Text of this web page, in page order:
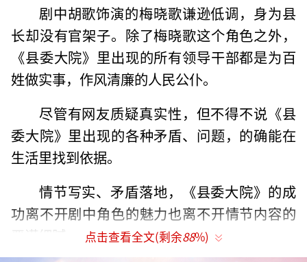
剧中胡歌饰演的梅晓歌谦逊低调，身为县
长却没有官架子。除了梅晓歌这个角色之外，
《县委大院》里出现的所有领导干部都是为百
姓做实事，作风清廉的人民公仆。
尽管有网友质疑真实性，但不得不说《县
委大院》里出现的各种矛盾、问题，的确能在
生活里找到依据。
情节写实、矛盾落地，《县委大院》的成
功离不开剧中角色的魅力也离不开情节内容的
严谨细腻。
点击查看全文(剩余88%)